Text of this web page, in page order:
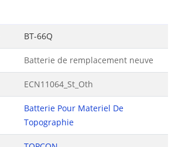
BT-66Q
Batterie de remplacement neuve
ECN11064_St_Oth
Batterie Pour Materiel De
Topographie